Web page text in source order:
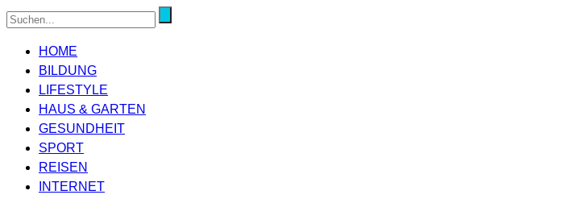
HOME
BILDUNG
LIFESTYLE
HAUS & GARTEN
GESUNDHEIT
SPORT
REISEN
INTERNET